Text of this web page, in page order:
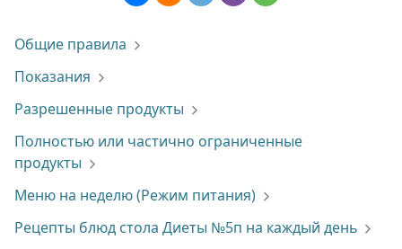
Общие правила
Показания
Разрешенные продукты
Полностью или частично ограниченные
продукты
Меню на неделю (Режим питания)
Рецепты блюд стола Диеты №5п на каждый день